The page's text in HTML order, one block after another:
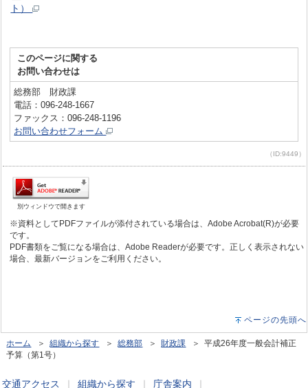
ト）
このページに関する
お問い合わせは
総務部 財政課
電話：096-248-1667
ファックス：096-248-1196
お問い合わせフォーム
（ID:9449）
別ウィンドウで開きます
※資料としてPDFファイルが添付されている場合は、Adobe Acrobat(R)が必要
です。
PDF書類をご覧になる場合は、Adobe Readerが必要です。正しく表示されない
場合、最新バージョンをご利用ください。
ページの先頭へ
ホーム ＞組織から探す ＞総務部 ＞財政課 ＞ 平成26年度一般会計補正
予算（第1号）
交通アクセス 組織から探す 庁舎案内